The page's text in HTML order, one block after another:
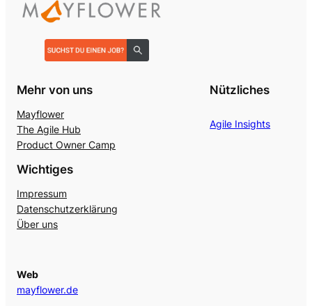
Mehr von uns
Mayflower
The Agile Hub
Product Owner Camp
Nützliches
Agile Insights
Wichtiges
Impressum
Datenschutzerklärung
Über uns
Web
mayflower.de